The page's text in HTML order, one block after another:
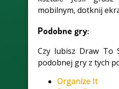
mobilnym, dotknij
Podobne gry:
Czy lubisz Draw To
podobnej gry z tych
Organize It